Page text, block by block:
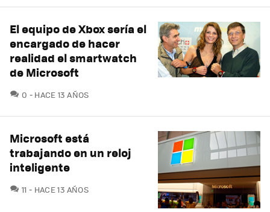
El equipo de Xbox sería el
encargado de hacer
realidad el smartwatch
de Microsoft
0 COMENTARIOS
HACE 13 AÑOS
Microsoft está
trabajando en un reloj
inteligente
11 COMENTARIOS
HACE 13 AÑOS